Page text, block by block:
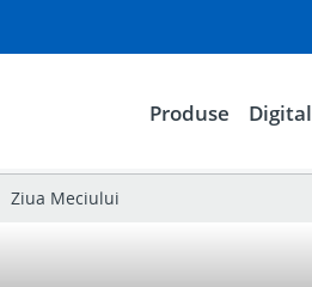
Produse Digital
Ziua Meciului